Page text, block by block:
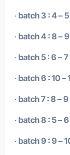
· batch 3 : 4 –
· batch 4 : 8 –
· batch 5 : 6 –
· batch 6 : 10 –
· batch 7 : 8 –
· batch 8 : 5 –
· batch 9 : 9 –